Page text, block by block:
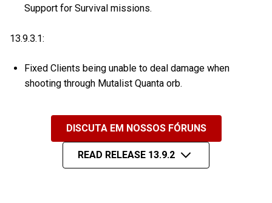
Support for Survival missions.
13.9.3.1:
Fixed Clients being unable to deal damage when
shooting through Mutalist Quanta orb.
DISCUTA EM NOSSOS FÓRUNS
READ RELEASE 13.9.2